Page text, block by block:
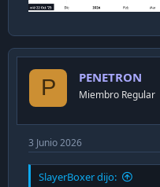
P PENETRON
Miembro Regular
3 Junio 2026
SlayerBoxer dijo: